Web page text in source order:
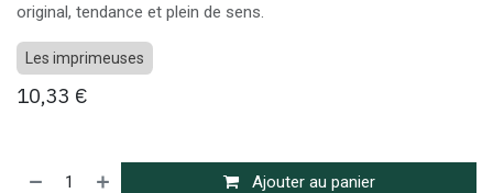
original, tendance et plein de sens.
Les imprimeuses
10,33 €
Ajouter au panier